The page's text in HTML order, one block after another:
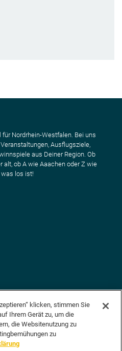
Nordrhein-Westfalen. Bei uns
Ausflugsziele,
aus Deiner Region. Ob
alt, ob A wie Aaachen oder Z wie
los ist!
NRWHITS
klicken, stimmen Sie
Ihrem Gerät zu, um die
die Websitenutzung zu
zu